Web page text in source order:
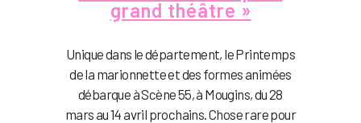
grand théâtre »
Unique dans le département, le Printemps
de la marionnette et des formes animées
débarque à Scène 55, à Mougins, du 28
mars au 14 avril prochains. Chose rare pour